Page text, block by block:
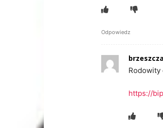
Odpowiedz
Rodowity
https://